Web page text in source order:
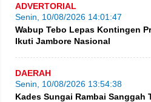
ADVERTORIAL
Senin, 10/08/2026 14:01:47
Wabup Tebo Lepas Kontingen
Ikuti Jambore Nasional
DAERAH
Senin, 10/08/2026 13:54:38
Kades Sungai Rambai Sanggah